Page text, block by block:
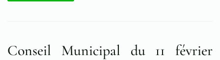
Conseil Municipal du 11 février